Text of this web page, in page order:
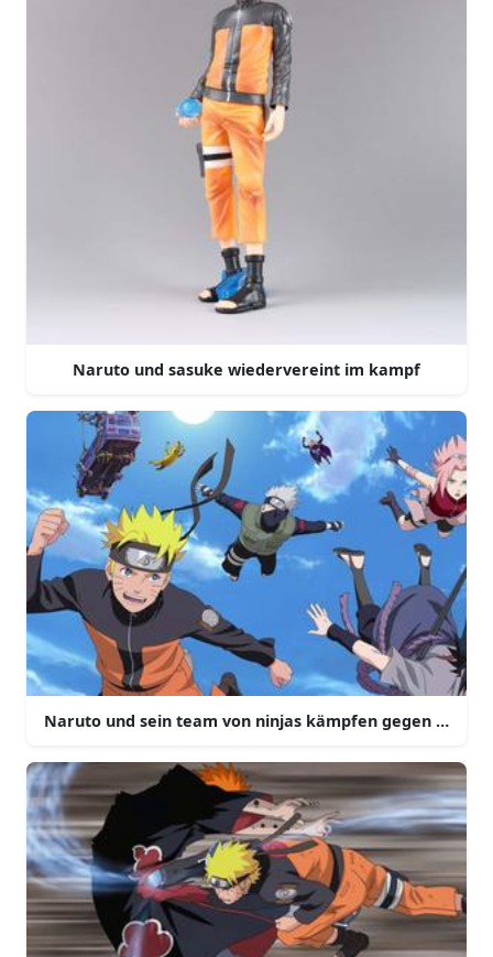
Naruto und sasuke wiedervereint im kampf
Naruto und sein team von ninjas kämpfen gegen